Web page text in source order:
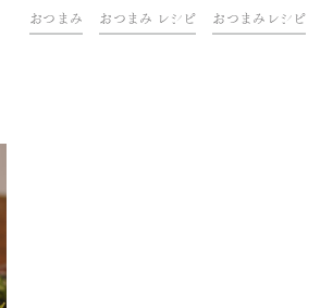
い。
おつまみ おつまみ レシピ おつまみレシピ